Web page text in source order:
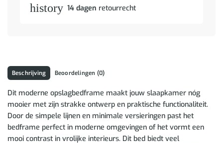
history 14 dagen retourrecht
Beschrijving Beoordelingen (0)
Dit moderne opslagbedframe maakt jouw slaapkamer nóg
mooier met zijn strakke ontwerp en praktische functionaliteit.
Door de simpele lijnen en minimale versieringen past het
bedframe perfect in moderne omgevingen of het vormt een
mooi contrast in vrolijke interieurs. Dit bed biedt veel